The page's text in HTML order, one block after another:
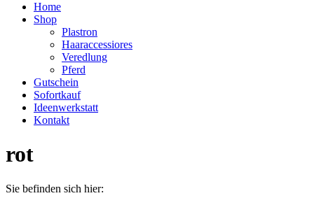
Home
Shop
Plastron
Haaraccessiores
Veredlung
Pferd
Gutschein
Sofortkauf
Ideenwerkstatt
Kontakt
rot
Sie befinden sich hier: